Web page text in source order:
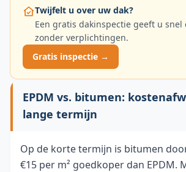
Twijfelt u over uw dak?
Een gratis dakinspectie geeft u
zonder verplichtingen.
Gratis inspectie →
EPDM vs. bitumen:
lange termijn
Op de korte termijn is bitumen
€15 per m² goedkoper dan EPDM.